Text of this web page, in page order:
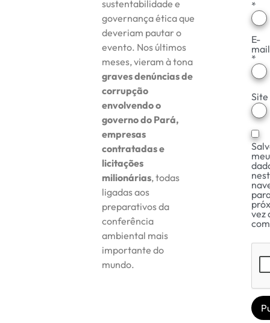
sustentabilidade e
governança ética que
deveriam pautar o
evento. Nos últimos
meses, vieram à tona
graves denúncias de
corrupção
envolvendo o
governo do Pará,
empresas
contratadas e
licitações
milionárias, todas
ligadas aos
preparativos da
conferência
ambiental mais
importante do
mundo.
*
E-
mail
*
Site
vez